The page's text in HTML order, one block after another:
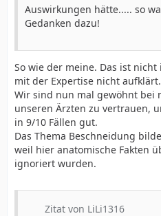
Auswirkungen hätte..... so
Gedanken dazu!
So wie der meine. Das ist
mit der Expertise nicht aufklärt.
Wir sind nun mal gewöhnt bei
unseren Ärzten zu vertrauen,
in 9/10 Fällen gut.
Das Thema Beschneidung
weil hier anatomische Fakten
ignoriert wurden.
Zitat von LiLi1316